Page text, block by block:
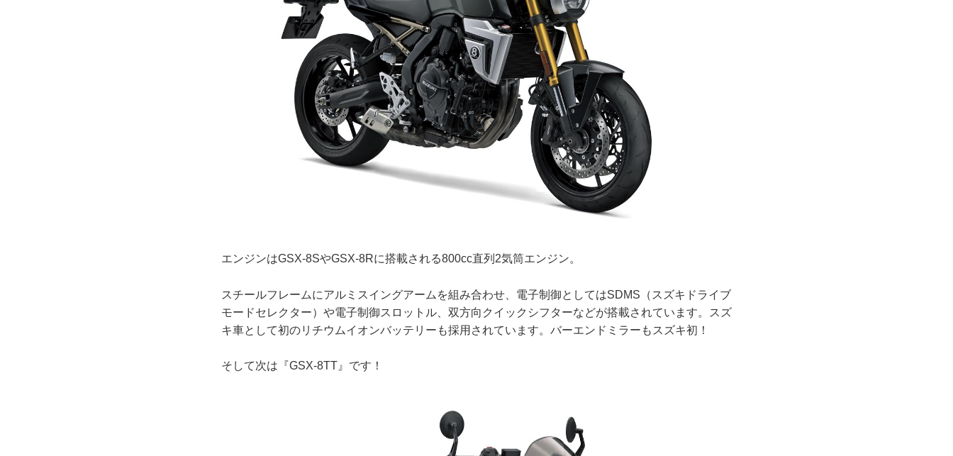
エンジンはGSX-8SやGSX-8Rに搭載される800cc直列2気筒エンジン。
スチールフレームにアルミスイングアームを組み合わせ、電子制御としてはSDMS（スズキドライブ
モードセレクター）や電子制御スロットル、双方向クイックシフターなどが搭載されています。スズ
キ車として初のリチウムイオンバッテリーも採用されています。バーエンドミラーもスズキ初！
そして次は『GSX-8TT』です！